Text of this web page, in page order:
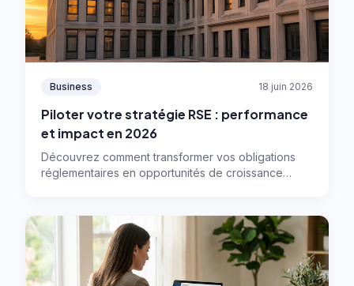
Business 18 juin 2026
Piloter votre stratégie RSE : performance
et impact en 2026
Découvrez comment transformer vos obligations
réglementaires en opportunités de croissance